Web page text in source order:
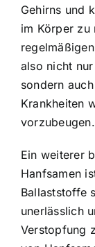
Gehirns und
im Körper zu
also nicht
sondern
Krankheiten
vorzubeugen.
Ein weiterer
Hanfsamen
Ballaststoffe
unerlässlich
Verstopfung